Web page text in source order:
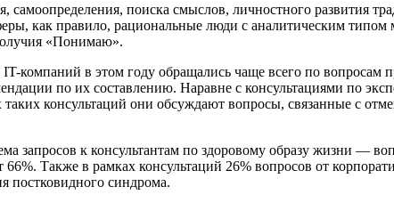
самоопределения, поиска смыслов, личностного развития
как правило, рациональные люди с аналитическим
«Понимаю».
компаний в этом году обращались чаще всего по вопросам
по их составлению. Наравне с консультациями по
консультаций они обсуждают вопросы, связанные с
запросов к консультантам по здоровому образу жизни —
66%. Также в рамках консультаций 26% вопросов от
постковидного синдрома.